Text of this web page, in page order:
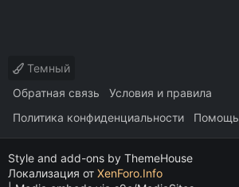
Темный
Обратная связь
Условия и правила
Политика конфиденциальности
Помощь
Style and add-ons by ThemeHouse
Локализация от XenForo.Info